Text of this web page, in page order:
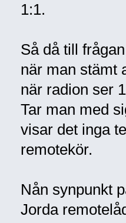
1:1.
Så då till
när man stämt
när radion ser
Tar man med
visar det inga
remotekör.
Nån synpunkt
Jorda